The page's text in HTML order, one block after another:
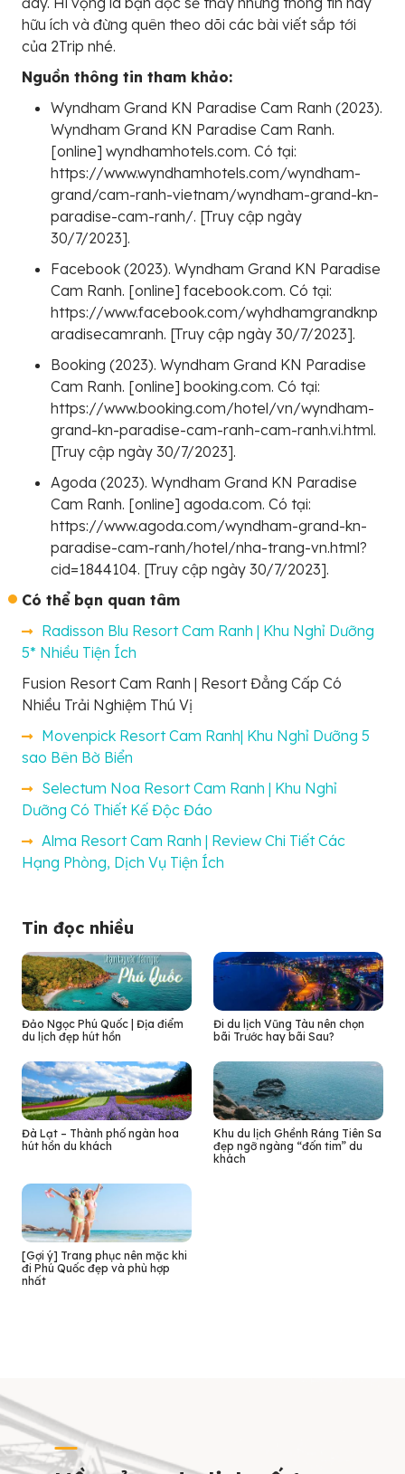
hữu ích và đừng quên theo dõi các bài viết sắp tới
của 2Trip nhé.
Nguồn thông tin tham khảo:
Wyndham Grand KN Paradise Cam Ranh (2023).
Wyndham Grand KN Paradise Cam Ranh.
[online] wyndhamhotels.com. Có tại:
https://www.wyndhamhotels.com/wyndham-
grand/cam-ranh-vietnam/wyndham-grand-kn-
paradise-cam-ranh/. [Truy cập ngày
30/7/2023].
Facebook (2023). Wyndham Grand KN Paradise
Cam Ranh. [online] facebook.com. Có tại:
https://www.facebook.com/wyhdhamgrandknp
aradisecamranh. [Truy cập ngày 30/7/2023].
Booking (2023). Wyndham Grand KN Paradise
Cam Ranh. [online] booking.com. Có tại:
https://www.booking.com/hotel/vn/wyndham-
grand-kn-paradise-cam-ranh-cam-ranh.vi.html.
[Truy cập ngày 30/7/2023].
Agoda (2023). Wyndham Grand KN Paradise
Cam Ranh. [online] agoda.com. Có tại:
https://www.agoda.com/wyndham-grand-kn-
paradise-cam-ranh/hotel/nha-trang-vn.html?
cid=1844104. [Truy cập ngày 30/7/2023].
Có thể bạn quan tâm
Radisson Blu Resort Cam Ranh | Khu Nghỉ Dưỡng
5* Nhiều Tiện Ích
Fusion Resort Cam Ranh | Resort Đẳng Cấp Có
Nhiều Trải Nghiệm Thú Vị
Movenpick Resort Cam Ranh| Khu Nghỉ Dưỡng 5
sao Bên Bờ Biển
Selectum Noa Resort Cam Ranh | Khu Nghỉ
Dưỡng Có Thiết Kế Độc Đáo
Alma Resort Cam Ranh | Review Chi Tiết Các
Hạng Phòng, Dịch Vụ Tiện Ích
Tin đọc nhiều
Đảo Ngọc Phú Quốc | Địa điểm
du lịch đẹp hút hồn
Đi du lịch Vũng Tàu nên chọn
bãi Trước hay bãi Sau?
Đà Lạt – Thành phố ngàn hoa
hút hồn du khách
Khu du lịch Ghềnh Ráng Tiên Sa
đẹp ngỡ ngàng “đốn tim” du
khách
[Gợi ý] Trang phục nên mặc khi
đi Phú Quốc đẹp và phù hợp
nhất